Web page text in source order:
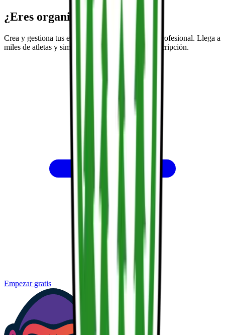
¿Eres organizador/a?
Crea y gestiona tus eventos deportivos de forma profesional. Llega a
miles de atletas y simplifica todo el proceso de inscripción.
Empezar gratis